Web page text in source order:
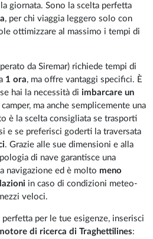
giornata. Sono la scelta perfetta
, per chi viaggia leggero solo con
ottimizzare al massimo i tempi di
da Siremar) richiede tempi di
1 ora, ma offre vantaggi specifici. È
hai la necessità diimbarcare un
ma anche semplicemente una
è la scelta consigliata se trasporti
e se preferisci goderti la traversata
. Grazie alle sue dimensioni e alla
di nave garantisce una
navigazione ed è molto meno
in caso di condizioni meteo-
veloci.
per le tue esigenze, inserisci
di ricerca di Traghettilines: